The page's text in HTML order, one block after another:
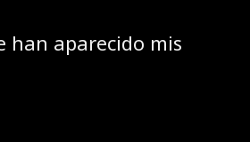
han aparecido mis